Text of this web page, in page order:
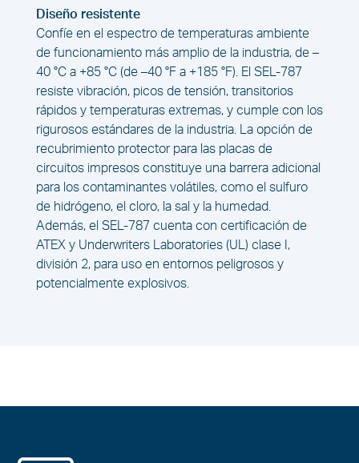
Diseño resistente
Confíe en el espectro de temperaturas ambiente
de funcionamiento más amplio de la industria, de –
40 °C a +85 °C (de –40 °F a +185 °F). El SEL-787
resiste vibración, picos de tensión, transitorios
rápidos y temperaturas extremas, y cumple con los
rigurosos estándares de la industria. La opción de
recubrimiento protector para las placas de
circuitos impresos constituye una barrera adicional
para los contaminantes volátiles, como el sulfuro
de hidrógeno, el cloro, la sal y la humedad.
Además, el SEL-787 cuenta con certificación de
ATEX y Underwriters Laboratories (UL) clase I,
división 2, para uso en entornos peligrosos y
potencialmente explosivos.